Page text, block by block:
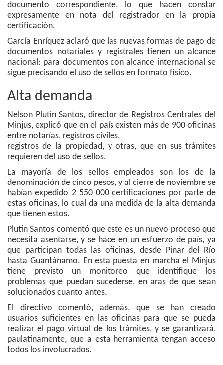
documento correspondiente, lo que hacen constar
expresamente en nota del registrador en la propia
certificación.
García Enríquez aclaró que las nuevas formas de pago de
documentos notariales y registrales tienen un alcance
nacional: para documentos con alcance internacional se
sigue precisando el uso de sellos en formato físico.
Alta demanda
Nelson Plutín Santos, director de Registros Centrales del
Minjus, explicó que en el país existen más de 900 oficinas
entre notarías, registros civiles,
registros de la propiedad, y otras, que en sus trámites
requieren del uso de sellos.
La mayoría de los sellos empleados son los de la
denominación de cinco pesos, y al cierre de noviembre se
habían expedido 2 550 000 certificaciones por parte de
estas oficinas, lo cual da una medida de la alta demanda
que tienen estos.
Plutín Santos comentó que este es un nuevo proceso que
necesita asentarse, y se hace en un esfuerzo de país, ya
que participan todas las oficinas, desde Pinar del Río
hasta Guantánamo. En esta puesta en marcha el Minjus
tiene previsto un monitoreo que identifique los
problemas que puedan sucederse, en aras de que sean
solucionados cuanto antes.
El directivo comentó, además, que se han creado
usuarios suficientes en las oficinas para que se pueda
realizar el pago virtual de los trámites, y se garantizará,
paulatinamente, que a esta herramienta tengan acceso
todos los involucrados.